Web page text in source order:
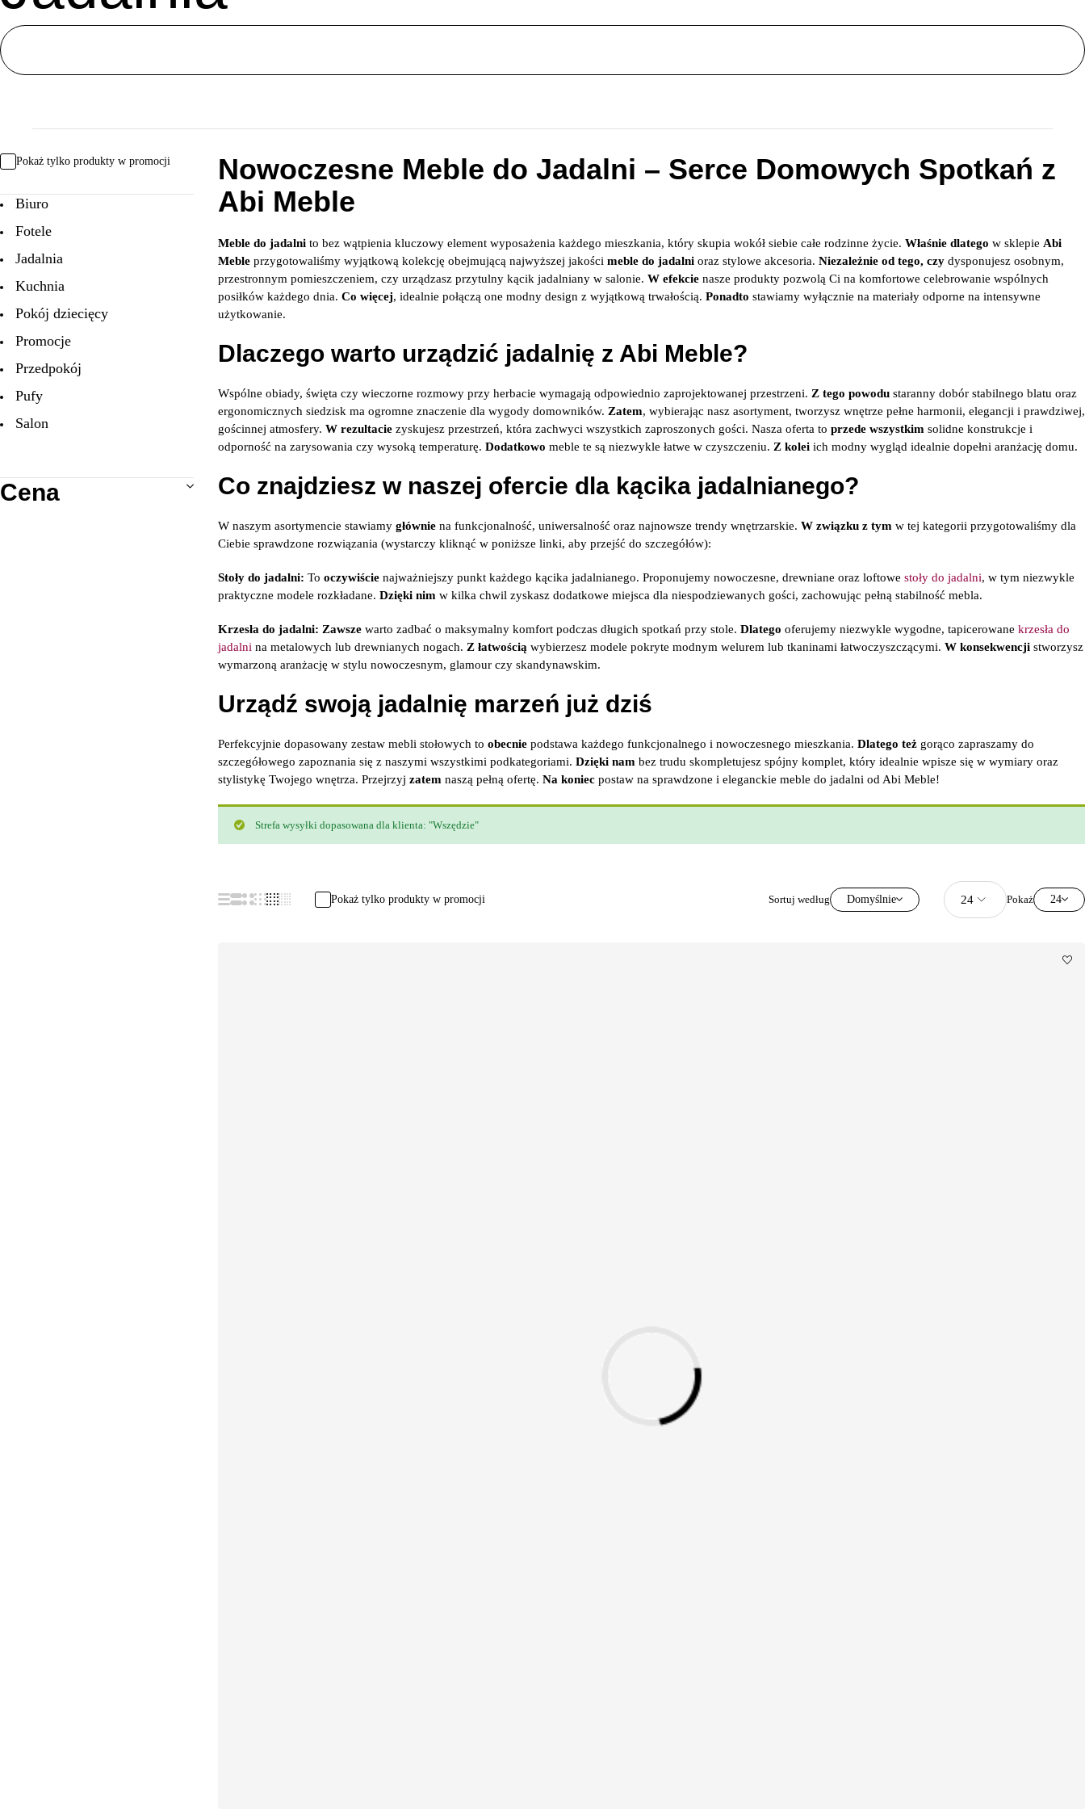
Pokaż tylko produkty w promocji
Biuro
Fotele
Jadalnia
Kuchnia
Pokój dziecięcy
Promocje
Przedpokój
Pufy
Salon
wszystkie meble
Cena
Nowoczesne Meble do Jadalni – Serce Domowych Spotkań z
Abi Meble
Meble do jadalni to bez wątpienia kluczowy element wyposażenia każdego mieszkania, który skupia wokół siebie całe rodzinne życie. Właśnie dlatego w sklepie Abi
Meble przygotowaliśmy wyjątkową kolekcję obejmującą najwyższej jakości meble do jadalni oraz stylowe akcesoria. Niezależnie od tego, czy dysponujesz osobnym,
przestronnym pomieszczeniem, czy urządzasz przytulny kącik jadalniany w salonie. W efekcie nasze produkty pozwolą Ci na komfortowe celebrowanie wspólnych
posiłków każdego dnia. Co więcej, idealnie połączą one modny design z wyjątkową trwałością. Ponadto stawiamy wyłącznie na materiały odporne na intensywne
użytkowanie.
Dlaczego warto urządzić jadalnię z Abi Meble?
Wspólne obiady, święta czy wieczorne rozmowy przy herbacie wymagają odpowiednio zaprojektowanej przestrzeni. Z tego powodu staranny dobór stabilnego blatu oraz
ergonomicznych siedzisk ma ogromne znaczenie dla wygody domowników. Zatem, wybierając nasz asortyment, tworzysz wnętrze pełne harmonii, elegancji i prawdziwej,
gościnnej atmosfery. W rezultacie zyskujesz przestrzeń, która zachwyci wszystkich zaproszonych gości. Nasza oferta to przede wszystkim solidne konstrukcje i
odporność na zarysowania czy wysoką temperaturę. Dodatkowo meble te są niezwykle łatwe w czyszczeniu. Z kolei ich modny wygląd idealnie dopełni aranżację domu.
Co znajdziesz w naszej ofercie dla kącika jadalnianego?
W naszym asortymencie stawiamy głównie na funkcjonalność, uniwersalność oraz najnowsze trendy wnętrzarskie. W związku z tym w tej kategorii przygotowaliśmy dla
Ciebie sprawdzone rozwiązania (wystarczy kliknąć w poniższe linki, aby przejść do szczegółów):
Stoły do jadalni: To oczywiście najważniejszy punkt każdego kącika jadalnianego. Proponujemy nowoczesne, drewniane oraz loftowe stoły do jadalni, w tym niezwykle
praktyczne modele rozkładane. Dzięki nim w kilka chwil zyskasz dodatkowe miejsca dla niespodziewanych gości, zachowując pełną stabilność mebla.
Krzesła do jadalni: Zawsze warto zadbać o maksymalny komfort podczas długich spotkań przy stole. Dlatego oferujemy niezwykle wygodne, tapicerowane krzesła do
jadalni na metalowych lub drewnianych nogach. Z łatwością wybierzesz modele pokryte modnym welurem lub tkaninami łatwoczyszczącymi. W konsekwencji stworzysz
wymarzoną aranżację w stylu nowoczesnym, glamour czy skandynawskim.
Urządź swoją jadalnię marzeń już dziś
Perfekcyjnie dopasowany zestaw mebli stołowych to obecnie podstawa każdego funkcjonalnego i nowoczesnego mieszkania. Dlatego też gorąco zapraszamy do
szczegółowego zapoznania się z naszymi wszystkimi podkategoriami. Dzięki nam bez trudu skompletujesz spójny komplet, który idealnie wpisze się w wymiary oraz
stylistykę Twojego wnętrza. Przejrzyj zatem naszą pełną ofertę. Na koniec postaw na sprawdzone i eleganckie meble do jadalni od Abi Meble!
Strefa wysyłki dopasowana dla klienta: "Wszędzie"
Pokaż tylko produkty w promocji Sortuj według Domyślnie Pokaż 24